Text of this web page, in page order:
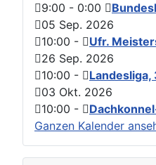
9:00 - 0:00
05 Sep. 2026
10:00 -
Ufr.
26 Sep. 2026
10:00 - Landesliga,
03 Okt. 2026
10:00 -
Ganzen Kalender